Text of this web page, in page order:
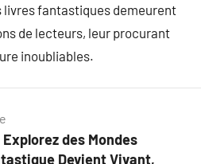
fantastiques demeurent
de lecteurs, leur procurant
inoubliables.
des Mondes
Devient Vivant,